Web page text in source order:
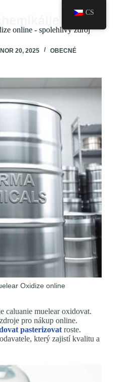
online - spolehlivý zdroj
20, 2025 OBECNÉ
Oxidize online
caluanie muelear oxidovat.
pro nákup online.
pasterizovat roste.
který zajistí kvalitu a
CS